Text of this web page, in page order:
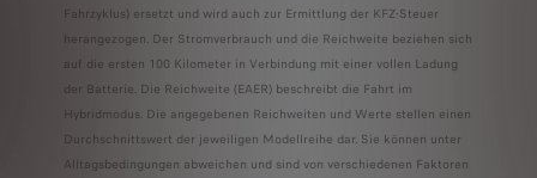
Fahrzyklus) ersetzt und wird auch zur Ermittlung der KFZ-Steuer
herangezogen. Der Stromverbrauch und die Reichweite beziehen sich
auf die ersten 100 Kilometer in Verbindung mit einer vollen Ladung
der Batterie. Die Reichweite (EAER) beschreibt die Fahrt im
Hybridmodus. Die angegebenen Reichwei­ten und Werte stellen einen
Durchschnittswert der jeweiligen Modellreihe dar. Sie können unter
Alltagsbedingungen abweichen und sind von verschiedenen Faktoren